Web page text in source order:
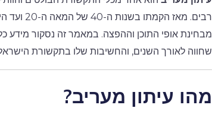
רבים.
מבחינת אופי התוכן וההפצה. במאמר זה נסקור מידע
שחווה לאורך השנים, והחשיבות שלו בתקשורת
מהו עיתון מעריב?